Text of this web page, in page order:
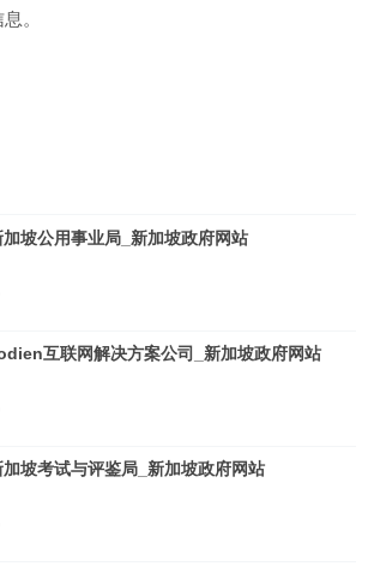
。
加坡公用事业局_新加坡政府网站
互联网解决方案公司_新加坡政府网站
加坡考试与评鉴局_新加坡政府网站